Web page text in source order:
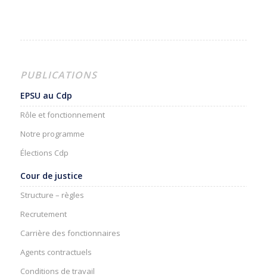
PUBLICATIONS
EPSU au Cdp
Rôle et fonctionnement
Notre programme
Élections Cdp
Cour de justice
Structure – règles
Recrutement
Carrière des fonctionnaires
Agents contractuels
Conditions de travail